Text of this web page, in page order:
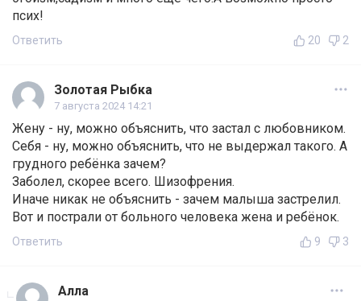
псих!
Ответить 20 2
Золотая Рыбка
7 августа 2024 14:21
Жену - ну, можно объяснить, что застал с любовником.
Себя - ну, можно объяснить, что не выдержал такого. А
грудного ребёнка зачем?
Заболел, скорее всего. Шизофрения.
Иначе никак не объяснить - зачем малыша застрелил.
Вот и пострали от больного человека жена и ребёнок.
Ответить 9 3
Алла